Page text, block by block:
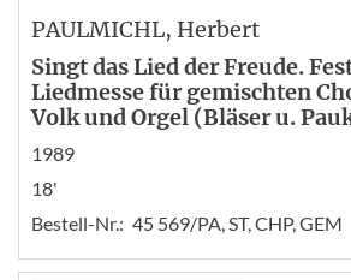
PAULMICHL, Herbert
Singt das Lied der Freude.
Liedmesse für gemischten
Volk und Orgel (Bläser u.
1989
18'
Bestell-Nr.: 45 569/PA, ST, CHP, GEM